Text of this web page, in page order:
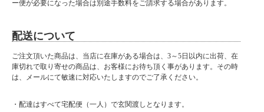
ー便が必要になった場合は別途手数料をご請求する場合があります。
配送について
ご注文頂いた商品は、当店に在庫がある場合は、3～5日以内に出荷、在
庫切れで取り寄せの商品は、お客様にお待ち頂く事があります。その時
は、メールにて敏速に対応いたしますのでご了承ください。
・配達はすべて宅配便（一人）で玄関渡しとなります。